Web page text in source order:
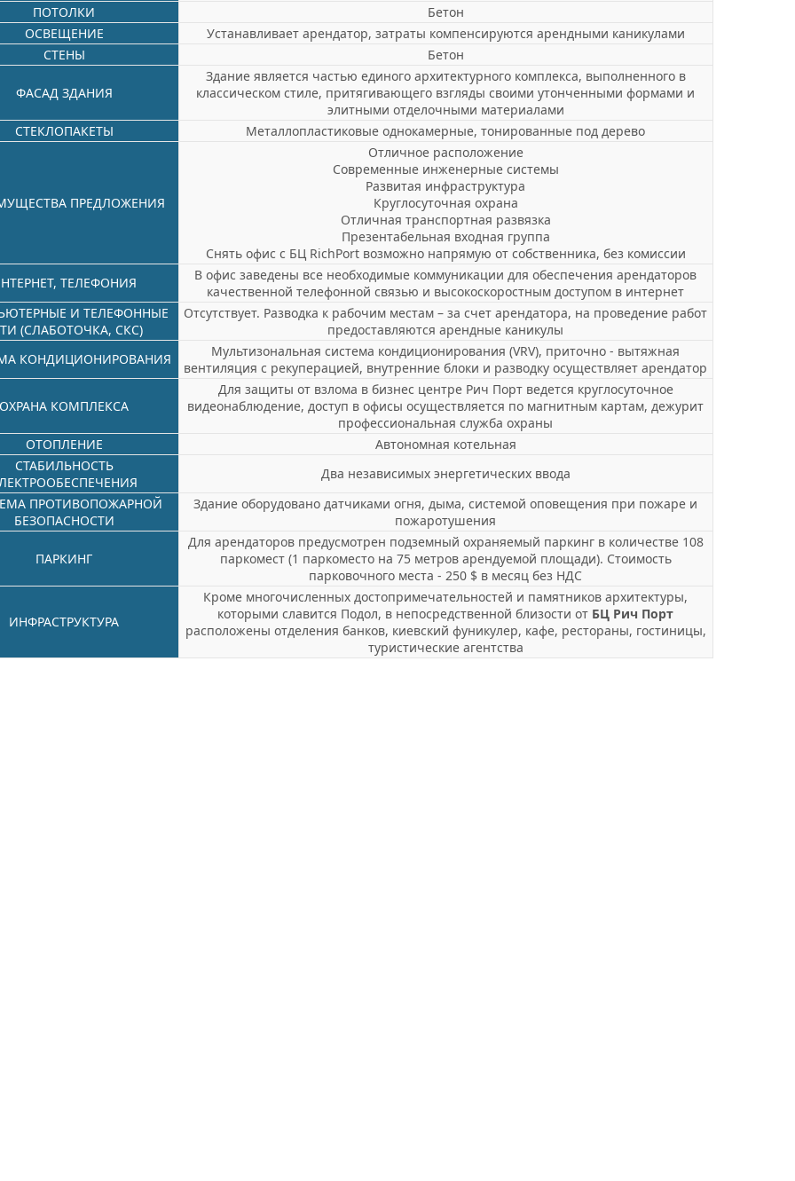
ПОТОЛКИ
Бетон
ОСВЕЩЕНИЕ
Устанавливает арендатор, затраты компенсируются арендными каникулами
СТЕНЫ
Бетон
ФАСАД ЗДАНИЯ
Здание является частью единого архитектурного комплекса, выполненного в
классическом стиле, притягивающего взгляды своими утонченными формами и
элитными отделочными материалами
СТЕКЛОПАКЕТЫ
Металлопластиковые однокамерные, тонированные под дерево
ПРЕДЛОЖЕНИЯ
Отличное расположение
Современные инженерные системы
Развитая инфраструктура
Круглосуточная охрана
Отличная транспортная развязка
Презентабельная входная группа
Снять офис с БЦ RichPort возможно напрямую от собственника, без комиссии
ТЕЛЕФОНИЯ
В офис заведены все необходимые коммуникации для обеспечения арендаторов
качественной телефонной связью и высокоскоростным доступом в интернет
И ТЕЛЕФОННЫЕ
(СЛАБОТОЧКА, СКС)
Отсутствует. Разводка к рабочим местам – за счет арендатора, на проведение работ
предоставляются арендные каникулы
КОНДИЦИОНИРОВАНИЯ
Мультизональная система кондиционирования (VRV), приточно - вытяжная
вентиляция с рекуперацией, внутренние блоки и разводку осуществляет арендатор
ОХРАНА КОМПЛЕКСА
Для защиты от взлома в бизнес центре Рич Порт ведется круглосуточное
видеонаблюдение, доступ в офисы осуществляется по магнитным картам, дежурит
профессиональная служба охраны
ОТОПЛЕНИЕ
Автономная котельная
СТАБИЛЬНОСТЬ
Два независимых энергетических ввода
ПРОТИВОПОЖАРНОЙ
БЕЗОПАСНОСТИ
Здание оборудовано датчиками огня, дыма, системой оповещения при пожаре и
пожаротушения
ПАРКИНГ
Для арендаторов предусмотрен подземный охраняемый паркинг в количестве 108
паркомест (1 паркоместо на 75 метров арендуемой площади). Стоимость
парковочного места - 250 $ в месяц без НДС
ИНФРАСТРУКТУРА
Кроме многочисленных достопримечательностей и памятников архитектуры,
которыми славится Подол, в непосредственной близости от БЦ Рич Порт
расположены отделения банков, киевский фуникулер, кафе, рестораны, гостиницы,
туристические агентства